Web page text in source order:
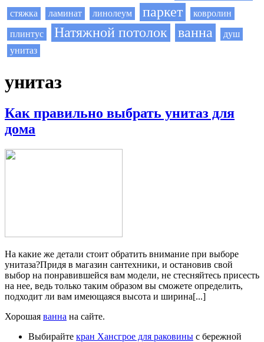
стяжка ламинат линолеум паркет ковролин
плинтус Натяжной потолок ванна
душ
унитаз
унитаз
Как правильно выбрать унитаз для
дома
На какие же детали стоит обратить внимание при выборе
унитаза?Придя в магазин сантехники, и остановив свой
выбор на понравившейся вам модели, не стесняйтесь присесть
на нее, ведь только таким образом вы сможете определить,
подходит ли вам имеющаяся высота и ширина[...]
Хорошая ванна на сайте.
Выбирайте кран Хансгрое для раковины с бережной